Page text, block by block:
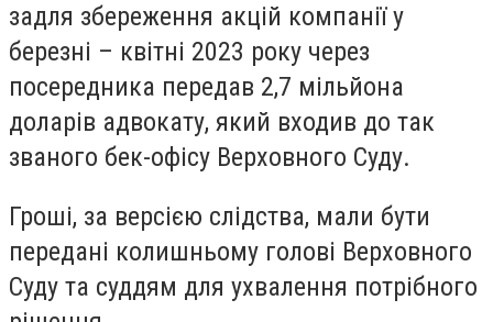
задля збереження акцій компанії у
березні – квітні 2023 року через
посередника передав 2,7 мільйона
доларів адвокату, який входив до так
званого бек-офісу Верховного Суду.
Гроші, за версією слідства, мали бути
передані колишньому голові Верховного
Суду та суддям для ухвалення потрібного